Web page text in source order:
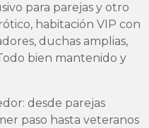
para parejas y otro
habitación VIP con
duchas amplias,
bien mantenido y
desde parejas
paso hasta veteranos